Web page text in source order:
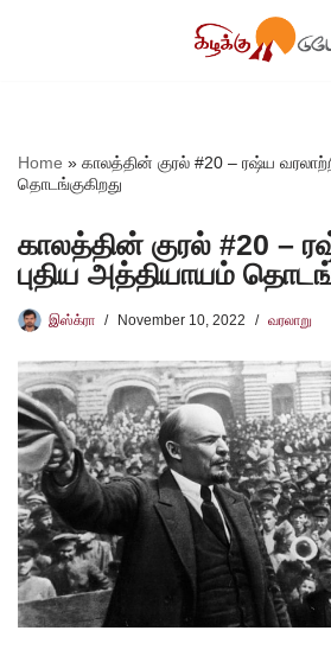
Home » காலத்தின் குரல் #20 – ரஷ்ய
தொடங்குகிறது
காலத்தின் குரல் #20 –
புதிய அத்தியாயம்
இஸ்க்ரா November 10, 2022 வரலாறு